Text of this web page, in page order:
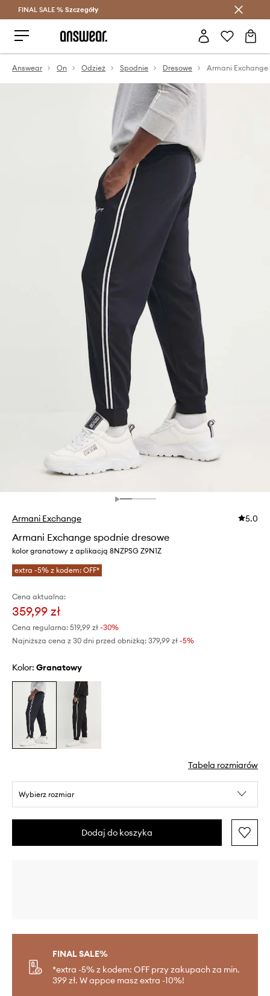
Oszczędzaj z Answear Club >
FINAL SALE % Szczegóły
Answear On Odzież Spodnie Dresowe
Armani Exchange 5.0
Armani Exchange spodnie dresowe
kolor granatowy z aplikacją 8NZPSG Z9N1Z
extra -5% z kodem: OFF*
Cena aktualna:
359,99 zł
Cena regularna: 519,99 zł -30%
Najniższa cena z 30 dni przed obniżką: 379,99 zł -5%
Kolor: granatowy
Tabela rozmiarów
Wybierz rozmiar
Dodaj do koszyka
FINAL SALE%
*extra -5% z kodem: OFF przy zakupach za min.
399 zł. W appce masz extra -10%!